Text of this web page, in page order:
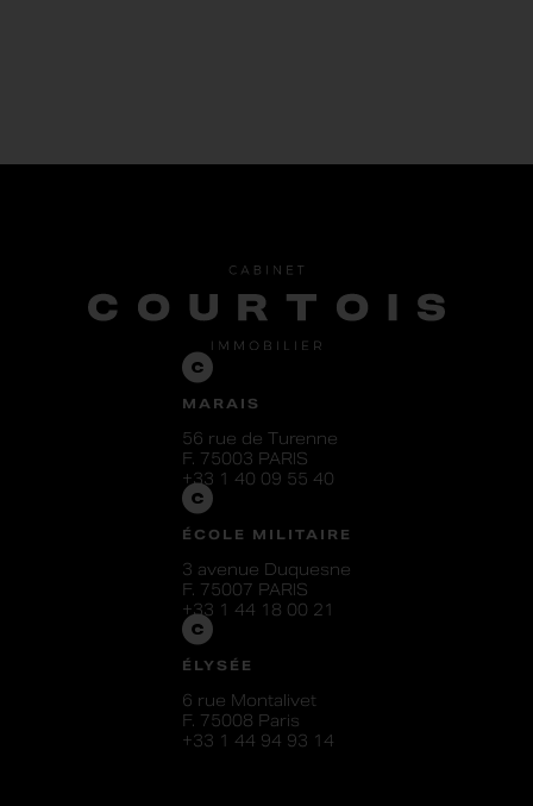
MARAIS
56 rue de Turenne
F. 75003 PARIS
+33 1 40 09 55 40
ÉCOLE MILITAIRE
3 avenue Duquesne
F. 75007 PARIS
+33 1 44 18 00 21
ÉLYSÉE
6 rue Montalivet
F. 75008 Paris
+33 1 44 94 93 14